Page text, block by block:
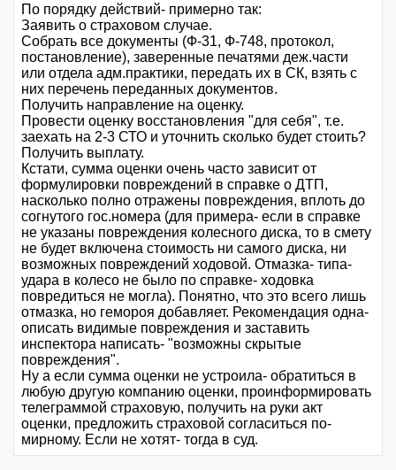
По порядку действий- примерно так:
Заявить о страховом случае.
Собрать все документы (Ф-31, Ф-748, протокол,
постановление), заверенные печатями деж.части
или отдела адм.практики, передать их в СК, взять с
них перечень переданных документов.
Получить направление на оценку.
Провести оценку восстановления "для себя", т.е.
заехать на 2-3 СТО и уточнить сколько будет стоить?
Получить выплату.
Кстати, сумма оценки очень часто зависит от
формулировки повреждений в справке о ДТП,
насколько полно отражены повреждения, вплоть до
согнутого гос.номера (для примера- если в справке
не указаны повреждения колесного диска, то в смету
не будет включена стоимость ни самого диска, ни
возможных повреждений ходовой. Отмазка- типа-
удара в колесо не было по справке- ходовка
повредиться не могла). Понятно, что это всего лишь
отмазка, но гемороя добавляет. Рекомендация одна-
описать видимые повреждения и заставить
инспектора написать- "возможны скрытые
повреждения".
Ну а если сумма оценки не устроила- обратиться в
любую другую компанию оценки, проинформировать
телеграммой страховую, получить на руки акт
оценки, предложить страховой согласиться по-
мирному. Если не хотят- тогда в суд.